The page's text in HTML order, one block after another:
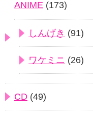
ANIME (173)
しんげき (91)
ワケミニ (26)
CD (49)